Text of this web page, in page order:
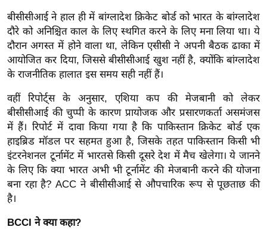
ग
इं
डि
या
हि
त्य
ज
ग
त
ऑ
टो
र्ल्ड
बीसीसीआई ने हाल ही में बांग्लादेश क्रिकेट बोर्ड को भारत के बांग्लादेश
दौरे को अनिश्चित काल के लिए स्थगित करने के लिए मना लिया था। ये
दौरान अगस्त में होने वाला था, लेकिन एसीसी ने अपनी बैठक ढाका में
आयोजित कर दिया, जिससे बीसीसीआई खुश नहीं है, क्योंकि बांग्लादेश
के राजनीतिक हालात इस समय सही नहीं हैं।
वहीं रिपोर्ट्स के अनुसार, एशिया कप की मेजबानी को लेकर
बीसीसीआई की चुप्पी के कारण प्रायोजक और प्रसारणकर्ता असमंजस
में हैं। रिपोर्ट में दावा किया गया है कि पाकिस्तान क्रिकेट बोर्ड एक
हाइब्रिड मॉडल पर सहमत हुआ है, जिसके तहत पाकिस्तान किसी भी
इंटरनेशनल टूर्नामेंट में भारतसे किसी दूसरे देश में मैच खेलेगा। ये जानने
के लिए कि क्या भारत अभी भी टूर्नामेंट की मेजबानी करने की योजना
बना रहा है? ACC ने बीसीसीआई से औपचारिक रूप से पूछताछ की
है।
BCCI ने क्या कहा?